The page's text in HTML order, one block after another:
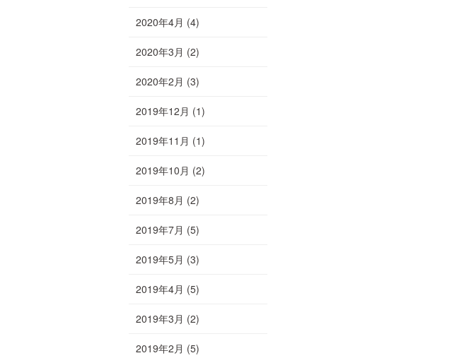
2020年4月 (4)
2020年3月 (2)
2020年2月 (3)
2019年12月 (1)
2019年11月 (1)
2019年10月 (2)
2019年8月 (2)
2019年7月 (5)
2019年5月 (3)
2019年4月 (5)
2019年3月 (2)
2019年2月 (5)